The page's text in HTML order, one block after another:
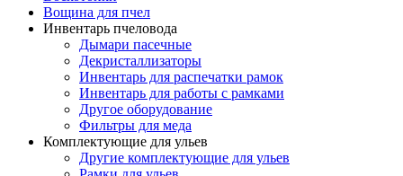
Вощина для пчел
Инвентарь пчеловода
Дымари пасечные
Декристаллизаторы
Инвентарь для распечатки рамок
Инвентарь для работы с рамками
Другое оборудование
Фильтры для меда
Комплектующие для ульев
Другие комплектующие для ульев